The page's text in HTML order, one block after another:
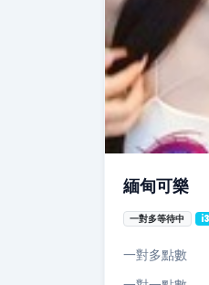
緬甸可樂
一對多等待中
一對多點數